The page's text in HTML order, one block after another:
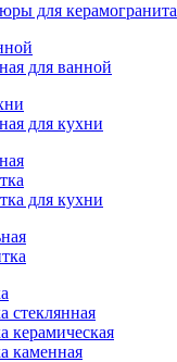
для керамогранита
для ванной
для кухни
для кухни
стеклянная
керамическая
каменная